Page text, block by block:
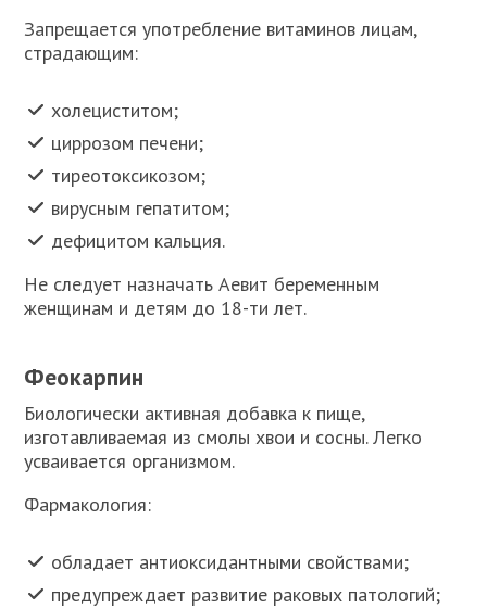
Запрещается употребление витаминов лицам,
страдающим:
холециститом;
циррозом печени;
тиреотоксикозом;
вирусным гепатитом;
дефицитом кальция.
Не следует назначать Аевит беременным
женщинам и детям до 18-ти лет.
Феокарпин
Биологически активная добавка к пище,
изготавливаемая из смолы хвои и сосны. Легко
усваивается организмом.
Фармакология:
обладает антиоксидантными свойствами;
предупреждает развитие раковых патологий;